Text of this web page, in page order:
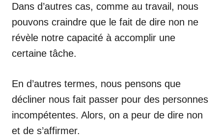
Dans d’autres cas, comme au travail, nous
pouvons craindre que le fait de dire non ne
révèle notre capacité à accomplir une
certaine tâche.
En d’autres termes, nous pensons que
décliner nous fait passer pour des personnes
incompétentes. Alors, on a peur de dire non
et de s’affirmer.